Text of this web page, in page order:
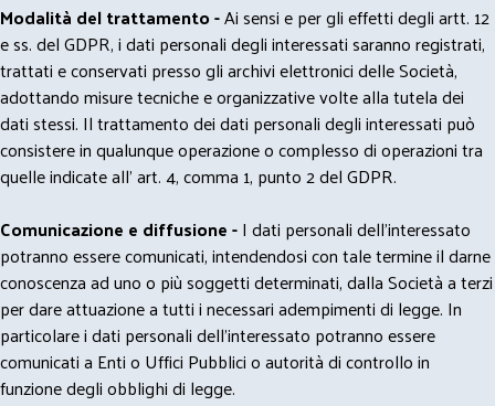
Modalità del trattamento -Ai sensi e per gli effetti degli artt. 12
e ss. del GDPR, i dati personali degli interessati saranno registrati,
trattati e conservati presso gli archivi elettronici delle Società,
adottando misure tecniche e organizzative volte alla tutela dei
dati stessi. Il trattamento dei dati personali degli interessati può
consistere in qualunque operazione o complesso di operazioni tra
quelle indicate all' art. 4, comma 1, punto 2 del GDPR.
Comunicazione e diffusione -I dati personali dell’interessato
potranno essere comunicati, intendendosi con tale termine il darne
conoscenza ad uno o più soggetti determinati, dalla Società a terzi
per dare attuazione a tutti i necessari adempimenti di legge. In
particolare i dati personali dell’interessato potranno essere
comunicati a Enti o Uffici Pubblici o autorità di controllo in
funzione degli obblighi di legge.